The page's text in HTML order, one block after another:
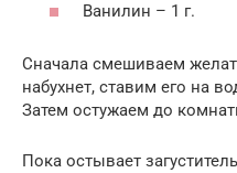
Ванилин – 1 г.
Сначала смешиваем
набухнет, ставим его на
Затем остужаем до
Пока остывает